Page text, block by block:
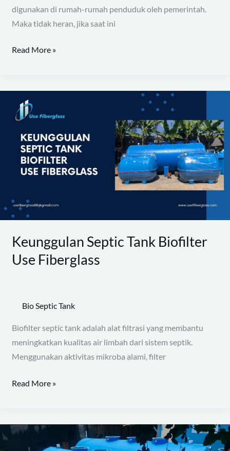
digunakan di rumah-rumah penduduk oleh pemerintah.
Maka tidak heran, jika saat ini
Read More »
Keunggulan Septic Tank Biofilter
Use Fiberglass
Bio Septic Tank
Biofilter septic tank adalah alat filtrasi yang membantu
meningkatkan kualitas air limbah dari sistem septik.
Menggunakan aktivitas mikroba alami, filter
Keunggulan
Septic
Biofilter
Use
Fiberglass
Read More »
Kelebihan
Septic